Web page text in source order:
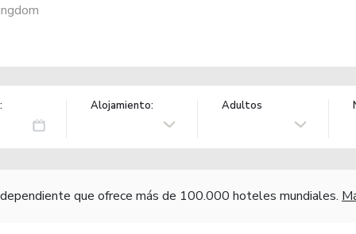
Alojamiento: Adultos
que ofrece más de 100.000 hoteles mundiales.